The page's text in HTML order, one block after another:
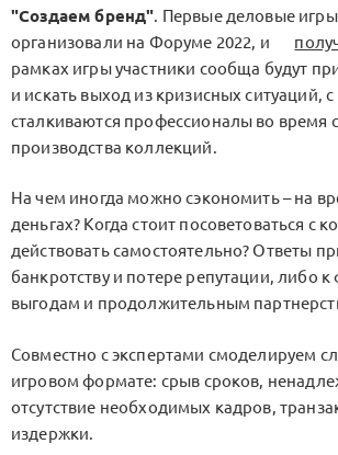
"Создаем бренд". Первые деловые
организовали на Форуме 2022, и
рамках игры участники сообща будут
и искать выход из кризисных ситуаций,
сталкиваются профессионалы во время
производства коллекций.
На чем иногда можно сэкономить – на
деньгах? Когда стоит посоветоваться с
действовать самостоятельно? Ответы
банкротству и потере репутации, либо
выгодам и продолжительным
Совместно с экспертами смоделируем
игровом формате: срыв сроков,
отсутствие необходимых кадров,
издержки.